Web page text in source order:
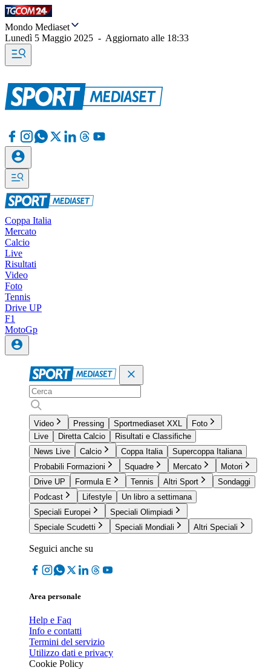
Mondo Mediaset
Lunedì 5 Maggio 2025 - Aggiornato alle 18:33
Coppa Italia
Mercato
Calcio
Live
Risultati
Video
Foto
Tennis
Drive UP
F1
MotoGp
Video Pressing Sportmediaset XXL
Foto
Live
Diretta Calcio
Risultati e Classifiche
News Live
Calcio Coppa Italia
Supercoppa Italiana
Probabili Formazioni
Squadre Mercato
Motori
Drive UP
Formula E Tennis Altri Sport
Sondaggi
Podcast
Lifestyle
Un libro a settimana
Speciali Europei
Speciali Olimpiadi
Speciale Scudetti
Speciali Mondiali Altri Speciali
Seguici anche su
Area personale
Help e Faq
Info e contatti
Termini del servizio
Utilizzo dati e privacy
Cookie Policy